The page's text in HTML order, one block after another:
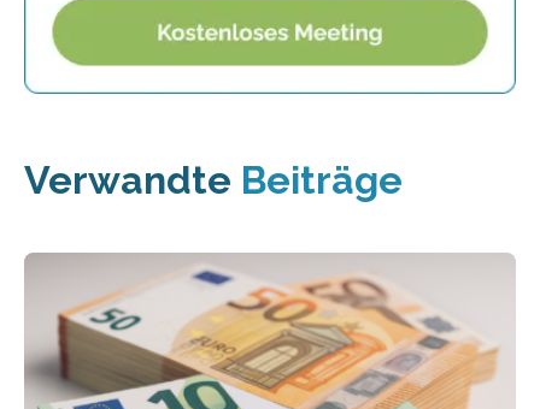
Verwandte Beiträge